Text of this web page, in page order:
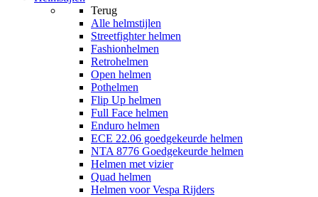
Terug
Alle helmstijlen
Streetfighter helmen
Fashionhelmen
Retrohelmen
Open helmen
Pothelmen
Flip Up helmen
Full Face helmen
Enduro helmen
ECE 22.06 goedgekeurde helmen
NTA 8776 Goedgekeurde helmen
Helmen met vizier
Quad helmen
Helmen voor Vespa Rijders